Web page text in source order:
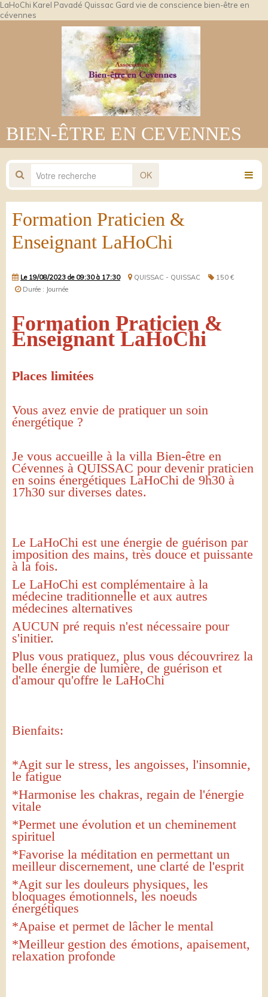
LaHoChi Karel Pavadé Quissac Gard vie de conscience bien-être en
cévennes
BIEN-ÊTRE EN CEVENNES
OK
Formation Praticien &
Enseignant LaHoChi
Le 19/08/2023 de 09:30 à 17:30 QUISSAC - QUISSAC
150 €
Durée : Journée
Formation Praticien &
Enseignant LaHoChi
Places limitées
Vous avez envie de pratiquer un soin
énergétique ?
Je vous accueille à la villa Bien-être en
Cévennes à QUISSAC pour devenir praticien
en soins énergétiques LaHoChi de 9h30 à
17h30 sur diverses dates.
Le LaHoChi est une énergie de guérison par
imposition des mains, très douce et puissante
à la fois.
Le LaHoChi est complémentaire à la
médecine traditionnelle et aux autres
médecines alternatives
AUCUN pré requis n'est nécessaire pour
s'initier.
Plus vous pratiquez, plus vous découvrirez la
belle énergie de lumière, de guérison et
d'amour qu'offre le LaHoChi
Bienfaits:
*Agit sur le stress, les angoisses, l'insomnie,
le fatigue
*Harmonise les chakras, regain de l'énergie
vitale
*Permet une évolution et un cheminement
spirituel
*Favorise la méditation en permettant un
meilleur discernement, une clarté de l'esprit
*Agit sur les douleurs physiques, les
bloquages émotionnels, les noeuds
énergétiques
*Apaise et permet de lâcher le mental
*Meilleur gestion des émotions, apaisement,
relaxation profonde